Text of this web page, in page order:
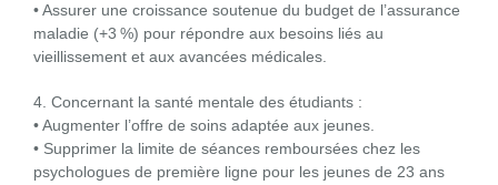
• Assurer une croissance soutenue du budget de l’assurance
maladie (+3 %) pour répondre aux besoins liés au
vieillissement et aux avancées médicales.
4. Concernant la santé mentale des étudiants :
• Augmenter l’offre de soins adaptée aux jeunes.
• Supprimer la limite de séances remboursées chez les
psychologues de première ligne pour les jeunes de 23 ans